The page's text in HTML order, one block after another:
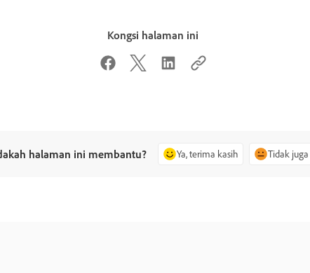
Kongsi halaman ini
halaman ini membantu? Ya, terima kasih Tidak juga